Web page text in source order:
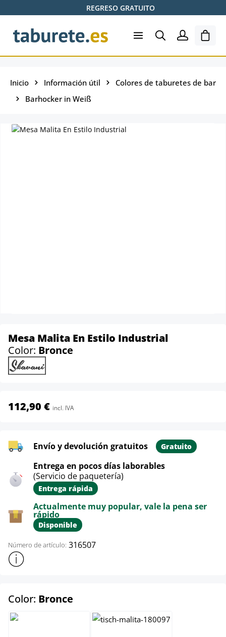
Saltar al contenido principalREGRESO GRATUITO
El
Inicio Información útil
Colores de taburetes de bar
Barhocker in Weiß
Mesa Malita En Estilo Industrial
Color: Bronce
112,90 € incl. IVA
Envío y devolución gratuitos Gratuito
Entrega en pocos días laborables
(Servicio de paquetería)
Entrega rápida
Actualmente muy popular, vale la pena ser
rápido
Disponible
Número de artículo: 316507
Mostrar más información sobre el producto
Color: Bronce